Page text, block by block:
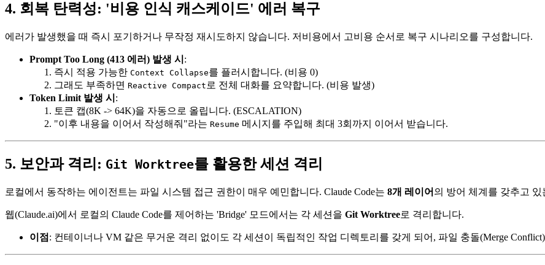
4. 회복 탄력성: '비용 인식 캐스케이드' 에러 복구
에러가 발생했을 때 즉시 포기하거나 무작정 재시도하지 않습니다. 저비용에서 고비용 순서로 복구 시나리오를 구성합니다.
Prompt Too Long (413 에러) 발생 시 :
즉시 적용 가능한 Context Collapse를 플러시합니다. (비용 0)
그래도 부족하면 Reactive Compact 로 전체 대화를 요약합니다. (비용 발생)
Token Limit 발생 시 :
토큰 캡(8K -> 64K)을 자동으로 올립니다. (ESCALATION)
"이후 내용을 이어서 작성해줘"라는 Resume 메시지를 주입해 최대 3회까지 이어서 받습니다.
5. 보안과 격리: Git Worktree를 활용한 세션 격리
로컬에서 동작하는 에이전트는 파일 시스템 접근 권한이 매우 예민합니다. Claude Code는 8개 레이어 의 방어 체계를 갖추고
웹(Claude.ai)에서 로컬의 Claude Code를 제어하는 'Bridge' 모드에서는 각 세션을 Git Worktree로 격리합니다.
이점 : 컨테이너나 VM 같은 무거운 격리 없이도 각 세션이 독립적인 작업 디렉토리를 갖게 되어, 파일 충돌(Merge